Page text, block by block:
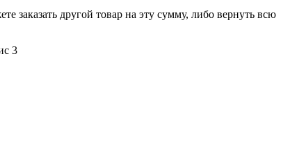
заказать другой товар на эту сумму, либо вернуть всю
3